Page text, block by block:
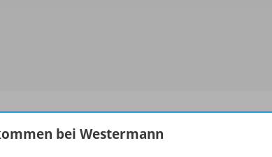
bei Westermann